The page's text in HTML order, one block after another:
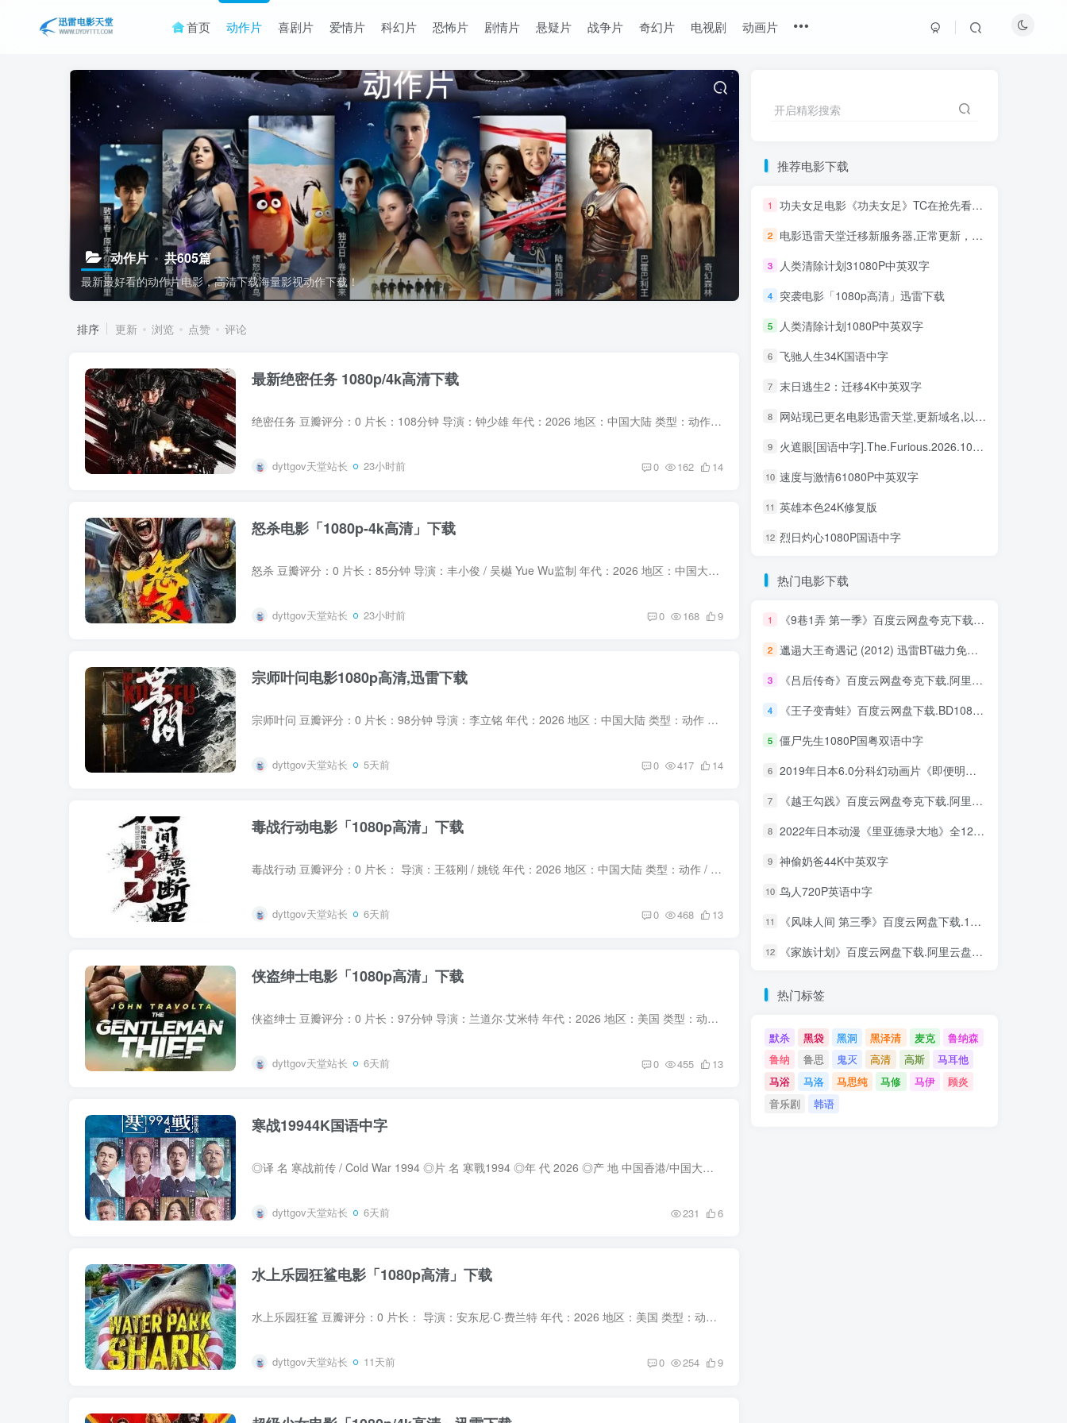
首页 动作片 喜剧片 爱情片 科幻片 恐怖片 剧情片 悬疑片 战争片 奇幻片 电视剧 动画片
动作片 共605篇
最新最好看的动作片电影，高清下载海量影视动作下载！
排序 更新 浏览 点赞 评论
最新绝密任务 1080p/4k高清下载
绝密任务 豆瓣评分：0 片长：108分钟 导演：钟少雄 年代：2026 地区：中国大陆 类型：动作 / 战争 / 犯罪 语言：汉语普通话 编剧：王维 影片别名：中国兵王 / 中国兵王·绝密任务 / Operation B...
dyttgov天堂站长 23小时前 0 162 14
怒杀电影「1080p-4k高清」下载
怒杀 豆瓣评分：0 片长：85分钟 导演：丰小俊 / 吴樾 Yue Wu监制 年代：2026 地区：中国大陆 类型：动作 / 武侠 语言：汉语普通话 编剧：麦叔叔 影片别名： 更新时间：2026-08-06 16:47:37 上映...
dyttgov天堂站长 23小时前 0 168 9
宗师叶问电影1080p高清,迅雷下载
宗师叶问 豆瓣评分：0 片长：98分钟 导演：李立铭 年代：2026 地区：中国大陆 类型：动作 语言：汉语普通话 编剧：李立铭 影片别名：宗师叶问2 / Ip Man: Kung Fu Legend 更新时间：2026-08-02 ...
dyttgov天堂站长 5天前 0 417 14
毒战行动电影「1080p高清」下载
毒战行动 豆瓣评分：0 片长： 导演：王筱刚 / 姚锐 年代：2026 地区：中国大陆 类型：动作 / 犯罪 语言：汉语普通话 编剧：王筱刚 影片别名：断罪 / 无间毒票3：断罪 / 无间毒票：断罪 更新时间...
dyttgov天堂站长 6天前 0 468 13
侠盗绅士电影「1080p高清」下载
侠盗绅士 豆瓣评分：0 片长：97分钟 导演：兰道尔·艾米特 年代：2026 地区：美国 类型：动作 语言：英语 编剧：克里斯·赛弗森 影片别名：套现3 / Cash Out 3 更新时间：2026-08-01 22:06:21 ...
dyttgov天堂站长 6天前 0 455 13
寒战19944K国语中字
◎译 名 寒战前传 / Cold War 1994 ◎片 名 寒戰1994 ◎年 代 2026 ◎产 地 中国香港/中国大陆 ◎类 别 剧情/动作/犯罪 ◎语 言 粤语 / 汉语普通话 / 英语 ◎评 分 豆瓣:7.1/IMDb:0.0 ◎片 长 1...
dyttgov天堂站长 6天前 231 6
水上乐园狂鲨电影「1080p高清」下载
水上乐园狂鲨 豆瓣评分：0 片长： 导演：安东尼·C·费兰特 年代：2026 地区：美国 类型：动作 / 惊悚 语言：英语 编剧：科迪·卡拉汉 / 阿尔·克拉蒂纳 / Daniel Levin 影片别名： 更新时间：2...
dyttgov天堂站长 11天前 0 254 9
开启精彩搜索
推荐电影下载
1 功夫女足电影《功夫女足》TC在抢先看（百度网盘）
2 电影迅雷天堂迁移新服务器,正常更新，维护完毕!
3 人类清除计划31080P中英双字
4 突袭电影「1080p高清」迅雷下载
5 人类清除计划1080P中英双字
6 飞驰人生34K国语中字
7 末日逃生2：迁移4K中英双字
8 网站现已更名电影迅雷天堂,更新域名,以及在线影视！
9 火遮眼[国语中字].The.Furious.2026.1080p+2160p高清下载
10 速度与激情61080P中英双字
11 英雄本色24K修复版
12 烈日灼心1080P国语中字
热门电影下载
1 《9巷1弄 第一季》百度云网盘夸克下载.阿里云盘.中字.(2016)
2 邋遢大王奇遇记 (2012) 迅雷BT磁力免费下载
3 《吕后传奇》百度云网盘夸克下载.阿里云盘.中字.(1998)
4 《王子变青蛙》百度云网盘下载.BD1080P.国语中字.(2005)
5 僵尸先生1080P国粤双语中字
6 2019年日本6.0分科幻动画片《即便明天世界终结》BD日语中字 迅雷BT磁力免费下载
7 《越王勾践》百度云网盘夸克下载.阿里云盘.中字.(2006)
8 2022年日本动漫《里亚德录大地》全12集 迅雷BT磁力免费下载
9 神偷奶爸44K中英双字
10 鸟人720P英语中字
11 《风味人间 第三季》百度云网盘下载.1080P下载.国语中字.(2021)
12 《家族计划》百度云网盘下载.阿里云盘.韩语中字.(2024)
热门标签
默杀 黑袋 黑洞 黑泽清 麦克
鲁纳森
鲁纳
鲁思 鬼灭 高清 高斯
马耳他
马浴
马洛 马思纯 马修 马伊
顾炎
音乐剧
韩语